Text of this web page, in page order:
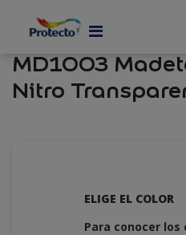
MD1003
Nitro
ELIGE EL COLOR
Para conocer los